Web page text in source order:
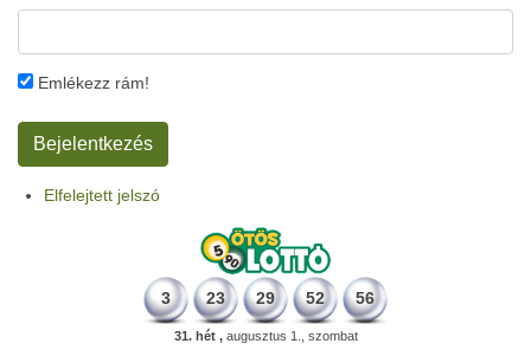
Emlékezz rám!
Elfelejtett jelszó
3 23 29 52 56
31. hét ,augusztus 1., szombat